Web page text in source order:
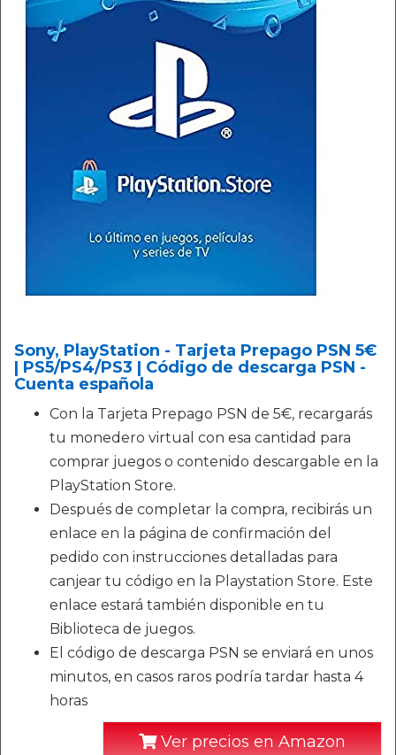
Sony, PlayStation - Tarjeta Prepago PSN 5€
| PS5/PS4/PS3 | Código de descarga PSN -
Cuenta española
Con la Tarjeta Prepago PSN de 5€, recargarás
tu monedero virtual con esa cantidad para
comprar juegos o contenido descargable en la
PlayStation Store.
Después de completar la compra, recibirás un
enlace en la página de confirmación del
pedido con instrucciones detalladas para
canjear tu código en la Playstation Store. Este
enlace estará también disponible en tu
Biblioteca de juegos.
El código de descarga PSN se enviará en unos
minutos, en casos raros podría tardar hasta 4
horas
Ver precios en Amazon